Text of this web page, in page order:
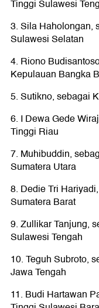
Tinggi Sulawesi
3. Sila Haholongan,
Sulawesi Selatan
4. Riono
Kepulauan Bangka
5. Sutikno, sebagai
6. I Dewa Gede
Tinggi Riau
7. Muhibuddin,
Sumatera Utara
8. Dedie Tri
Sumatera Barat
9. Zullikar Tanjung,
Sulawesi Tengah
10. Teguh Subroto,
Jawa Tengah
11. Budi Hartawan